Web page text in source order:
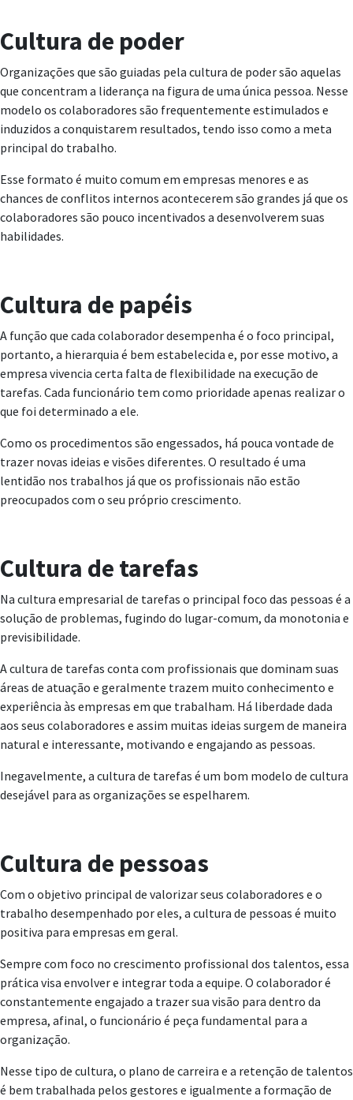
Cultura de poder
Organizações que são guiadas pela cultura de poder são aquelas
que concentram a liderança na figura de uma única pessoa. Nesse
modelo os colaboradores são frequentemente estimulados e
induzidos a conquistarem resultados, tendo isso como a meta
principal do trabalho.
Esse formato é muito comum em empresas menores e as
chances de conflitos internos acontecerem são grandes já que os
colaboradores são pouco incentivados a desenvolverem suas
habilidades.
Cultura de papéis
A função que cada colaborador desempenha é o foco principal,
portanto, a hierarquia é bem estabelecida e, por esse motivo, a
empresa vivencia certa falta de flexibilidade na execução de
tarefas. Cada funcionário tem como prioridade apenas realizar o
que foi determinado a ele.
Como os procedimentos são engessados, há pouca vontade de
trazer novas ideias e visões diferentes. O resultado é uma
lentidão nos trabalhos já que os profissionais não estão
preocupados com o seu próprio crescimento.
Cultura de tarefas
Na cultura empresarial de tarefas o principal foco das pessoas é a
solução de problemas, fugindo do lugar-comum, da monotonia e
previsibilidade.
A cultura de tarefas conta com profissionais que dominam suas
áreas de atuação e geralmente trazem muito conhecimento e
experiência às empresas em que trabalham. Há liberdade dada
aos seus colaboradores e assim muitas ideias surgem de maneira
natural e interessante, motivando e engajando as pessoas.
Inegavelmente, a cultura de tarefas é um bom modelo de cultura
desejável para as organizações se espelharem.
Cultura de pessoas
Com o objetivo principal de valorizar seus colaboradores e o
trabalho desempenhado por eles, a cultura de pessoas é muito
positiva para empresas em geral.
Sempre com foco no crescimento profissional dos talentos, essa
prática visa envolver e integrar toda a equipe. O colaborador é
constantemente engajado a trazer sua visão para dentro da
empresa, afinal, o funcionário é peça fundamental para a
organização.
Nesse tipo de cultura, o plano de carreira e a retenção de talentos
é bem trabalhada pelos gestores e igualmente a formação de